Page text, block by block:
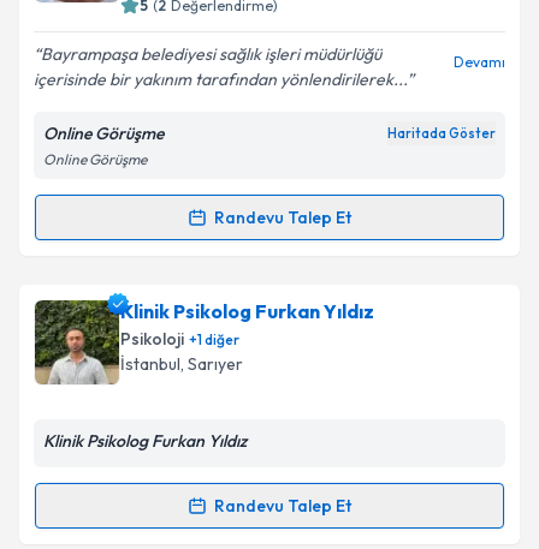
Kişisel verilerimin işlenmesine ilişkin
Aydınlatma
Metni
kapsamda işlenmesini kabul ediyorum.
5 (2 Değerlendirme)
Bayrampaşa belediyesi sağlık işleri müdürlüğü
içerisinde bir yakınım tarafından yönlendirilerek...
Devamı
Online Görüşme Haritada Göster
Online Görüşme
Randevu Talep Et
Randevu Takvimi Talebi
Psk. Yıldız Ülkeriçin randevu takvimi talebi oluşturun.
Size bu uzmandan randevu almanız için bir takvim
hazırlandığında e-posta ile bilgilendireceğiz.
Kişisel verilerimin işlenmesine ilişkinAydınlatma
Klinik Psikolog Furkan Yıldız
Psikoloji +1diğer
İstanbul, Sarıyer
Klinik Psikolog Furkan Yıldız
Randevu Talep Et
Randevu Takvimi Talebi